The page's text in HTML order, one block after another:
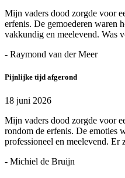
Mijn vaders dood zorgde voor
erfenis. De gemoederen waren
vakkundig en meelevend. Was
- Raymond van der Meer
Pijnlijke tijd afgerond
18 juni 2026
Mijn vaders dood zorgde voor
rondom de erfenis. De emoties
professioneel en meelevend. Er
- Michiel de Bruijn